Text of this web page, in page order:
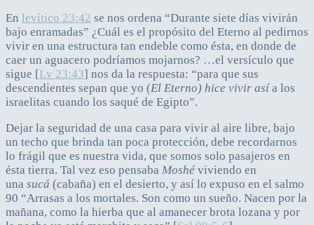
En levítico 23:42 se nos ordena “Durante siete días vivirán
bajo enramadas” ¿Cuál es el propósito del Eterno al pedirnos
vivir en una estructura tan endeble como ésta, en donde de
caer un aguacero podríamos mojarnos? …el versículo que
sigue [Lv 23:43] nos da la respuesta: “para que sus
descendientes sepan que yo (El Eterno) hice vivir asía los
israelitas cuando los saqué de Egipto”.
Dejar la seguridad de una casa para vivir al aire libre, bajo
un techo que brinda tan poca protección, debe recordarnos
lo frágil que es nuestra vida, que somos solo pasajeros en
ésta tierra. Tal vez eso pensaba Moshé viviendo en
una sucá (cabaña) en el desierto, y así lo expuso en el salmo
90 “Arrasas a los mortales. Son como un sueño. Nacen por la
mañana, como la hierba que al amanecer brota lozana y por